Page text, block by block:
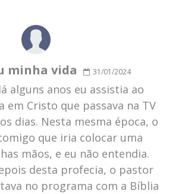
minha vida 31/01/2024
alguns anos eu assistia ao
em Cristo que passava na TV
dias. Nesta mesma época, o
que iria colocar uma
mãos, e eu não entendia.
desta profecia, o pastor
no programa com a Bíblia